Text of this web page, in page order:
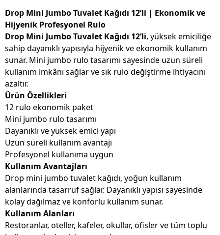
Drop Mini Jumbo Tuvalet Kağıdı 12’li | Ekonomik ve
Hijyenik Profesyonel Rulo
Drop Mini Jumbo Tuvalet Kağıdı 12’li, yüksek emiciliğe
sahip dayanıklı yapısıyla hijyenik ve ekonomik kullanım
sunar. Mini jumbo rulo tasarımı sayesinde uzun süreli
kullanım imkânı sağlar ve sık rulo değiştirme ihtiyacını
azaltır.
Ürün Özellikleri
12 rulo ekonomik paket
Mini jumbo rulo tasarımı
Dayanıklı ve yüksek emici yapı
Uzun süreli kullanım avantajı
Profesyonel kullanıma uygun
Kullanım Avantajları
Drop mini jumbo tuvalet kağıdı, yoğun kullanım
alanlarında tasarruf sağlar. Dayanıklı yapısı sayesinde
kolay dağılmaz ve konforlu kullanım sunar.
Kullanım Alanları
Restoranlar, oteller, kafeler, okullar, ofisler ve tüm toplu